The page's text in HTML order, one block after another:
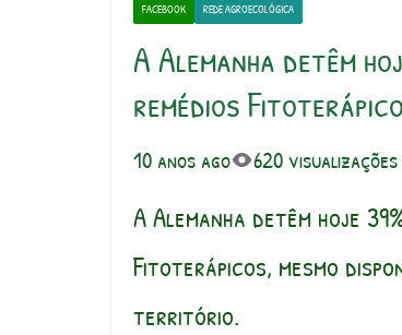
FACEBOOK REDE AGROECOLÓGICA
A Alemanha detêm
remédios
10 anos ago 620 visualizações
A Alemanha detêm hoje
Fitoterápicos, mesmo
território.